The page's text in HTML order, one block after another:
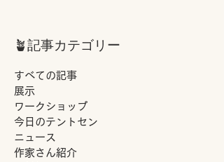
🪴記事カテゴリー
すべての記事
展示
ワークショップ
今日のテントセン
ニュース
作家さん紹介